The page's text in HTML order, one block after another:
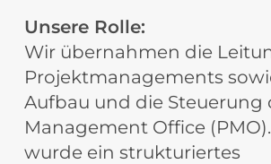
Unsere Rolle:
Wir übernahmen die
Projektmanagements
Aufbau und die Steuerung
Management Office
wurde ein strukturiertes